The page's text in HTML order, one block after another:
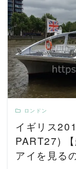
ロンドン
イギリス
PART27)
アイを見る